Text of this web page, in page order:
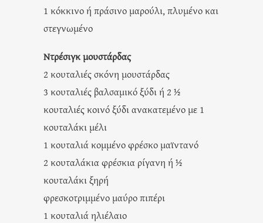
1 κόκκινο ή πράσινο μαρούλι, πλυμένο και
στεγνωμένο
Ντρέσιγκ μουστάρδας
2 κουταλιές σκόνη μουστάρδας
3 κουταλιές βαλσαμικό ξύδι ή 2 ½
κουταλιές κοινό ξύδι ανακατεμένο με 1
κουταλάκι μέλι
1 κουταλιά κομμένο φρέσκο μαϊντανό
2 κουταλάκια φρέσκια ρίγανη ή ½
κουταλάκι ξηρή
φρεσκοτριμμένο μαύρο πιπέρι
1 κουταλιά ηλιέλαιο